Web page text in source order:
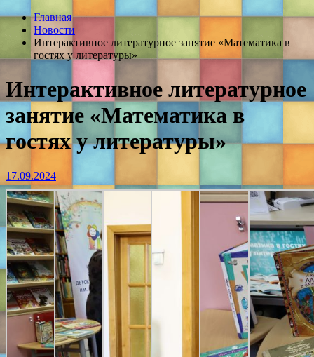
Главная
Новости
Интерактивное литературное занятие «Математика в
гостях у литературы»
Интерактивное литературное
занятие «Математика в
гостях у литературы»
17.09.2024